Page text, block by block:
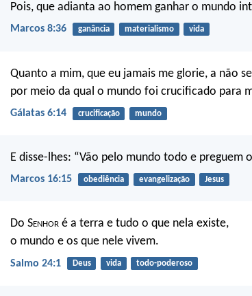
Pois, que adianta ao homem ganhar o mundo
Marcos 8:36 ganância materialismo vida
Quanto a mim, que eu jamais me glorie, a não
por meio da qual o mundo foi crucificado para
Gálatas 6:14 crucificação mundo
E disse-lhes: “Vão pelo mundo todo e preguem
Marcos 16:15 obediência evangelização Jesus
Do Senhor é a terra e tudo o que nela existe,
o mundo e os que nele vivem.
Salmo 24:1 Deus vida todo-poderoso